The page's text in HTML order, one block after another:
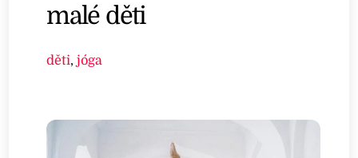
malé děti
děti,jóga